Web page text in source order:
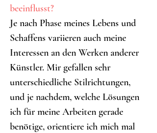
beeinflusst?
Je nach Phase meines Lebens und
Schaffens variieren auch meine
Interessen an den Werken anderer
Künstler. Mir gefallen sehr
unterschiedliche Stilrichtungen,
und je nachdem, welche Lösungen
ich für meine Arbeiten gerade
benötige, orientiere ich mich mal